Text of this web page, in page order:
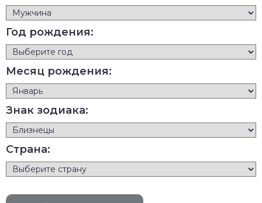
Год рождения:
Месяц рождения:
Знак зодиака:
Страна: